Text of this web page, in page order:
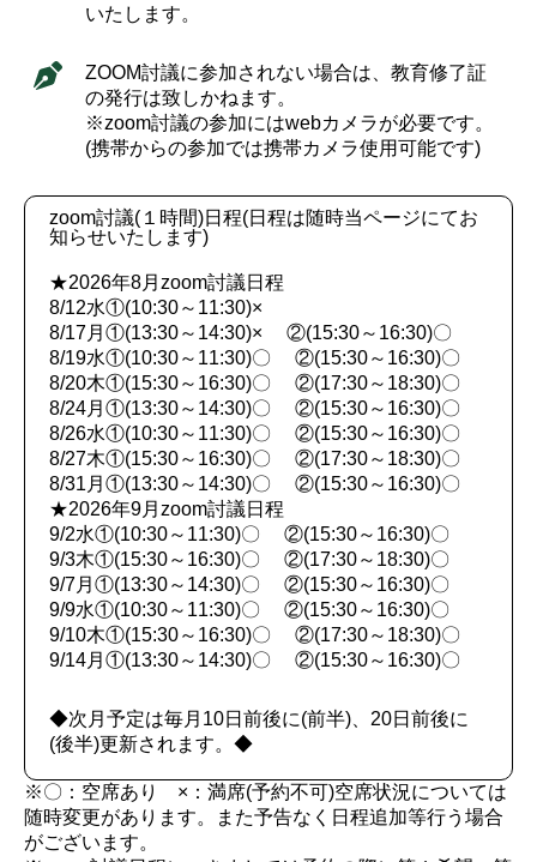
いたします。
ZOOM討議に参加されない場合は、教育修了証
の発行は致しかねます。
※zoom討議の参加にはwebカメラが必要です。
(携帯からの参加では携帯カメラ使用可能です)
zoom討議(１時間)日程(日程は随時当ページにてお
知らせいたします)
★2026年8月zoom討議日程
8/12水①(10:30～11:30)×
8/17月①(13:30～14:30)× ②(15:30～16:30)〇
8/19水①(10:30～11:30)〇 ②(15:30～16:30)〇
8/20木①(15:30～16:30)〇 ②(17:30～18:30)〇
8/24月①(13:30～14:30)〇 ②(15:30～16:30)〇
8/26水①(10:30～11:30)〇 ②(15:30～16:30)〇
8/27木①(15:30～16:30)〇 ②(17:30～18:30)〇
8/31月①(13:30～14:30)〇 ②(15:30～16:30)〇
★2026年9月zoom討議日程
9/2水①(10:30～11:30)〇 ②(15:30～16:30)〇
9/3木①(15:30～16:30)〇 ②(17:30～18:30)〇
9/7月①(13:30～14:30)〇 ②(15:30～16:30)〇
9/9水①(10:30～11:30)〇 ②(15:30～16:30)〇
9/10木①(15:30～16:30)〇 ②(17:30～18:30)〇
9/14月①(13:30～14:30)〇 ②(15:30～16:30)〇
◆次月予定は毎月10日前後に(前半)、20日前後に
(後半)更新されます。◆
※〇：空席あり ×：満席(予約不可)空席状況については
随時変更があります。また予告なく日程追加等行う場合
がございます。